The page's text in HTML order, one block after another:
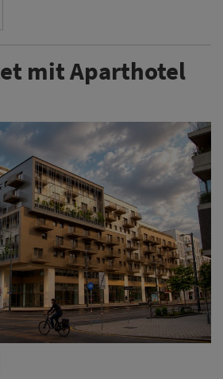
mit Aparthotel